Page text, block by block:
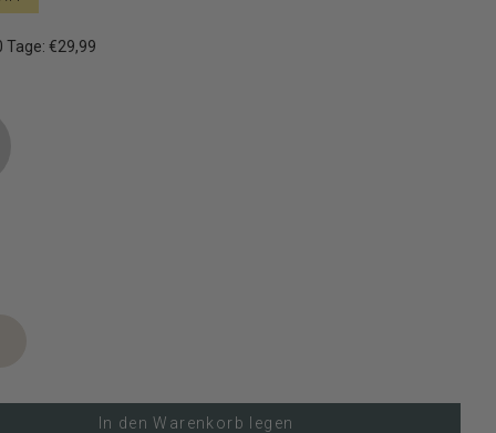
€29,99
In den Warenkorb legen